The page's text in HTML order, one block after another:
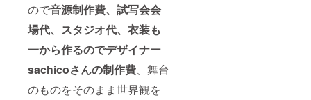
ので音源制作費、 試写会会
場代、 スタジオ代、 衣装も
一から作るのでデザイナー
sachicoさんの制作費、舞台
のものをそのまま世界観を